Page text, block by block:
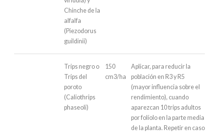
Chinche de la
alfalfa
(Piezodorus
guildinii)
Trips negro o
Trips del
poroto
(Caliothrips
phaseoli)
150
cm3/ha
Aplicar, para reducir la
población en R3 y R5
(mayor influencia sobre el
rendimiento), cuando
aparezcan 10 trips adultos
por folíolo en la parte media
de la planta. Repetir en caso